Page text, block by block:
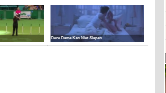
Deze Dame Kan Niet Slapen